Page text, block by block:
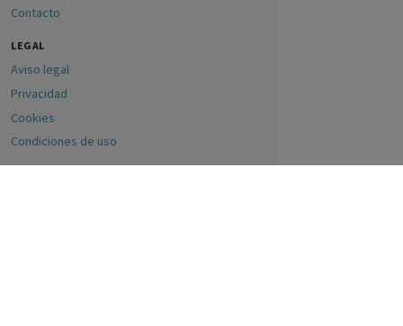
Contacto
LEGAL
Aviso legal
Privacidad
Cookies
Condiciones de uso